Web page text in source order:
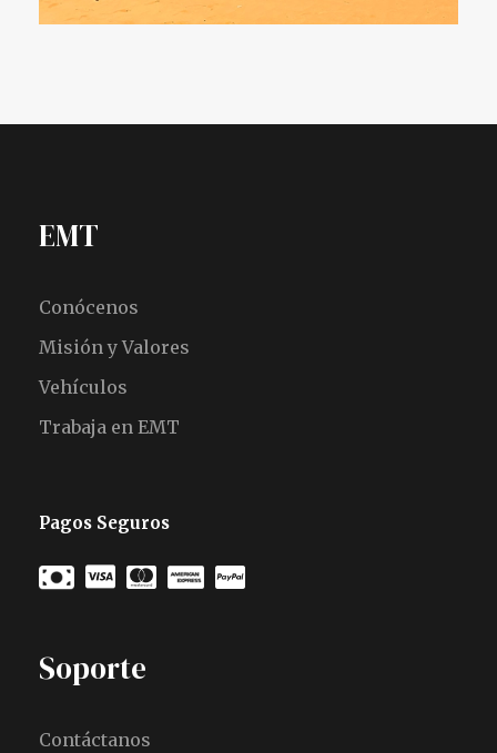
EMT
Conócenos
Misión y Valores
Vehículos
Trabaja en EMT
Pagos Seguros
Soporte
Contáctanos